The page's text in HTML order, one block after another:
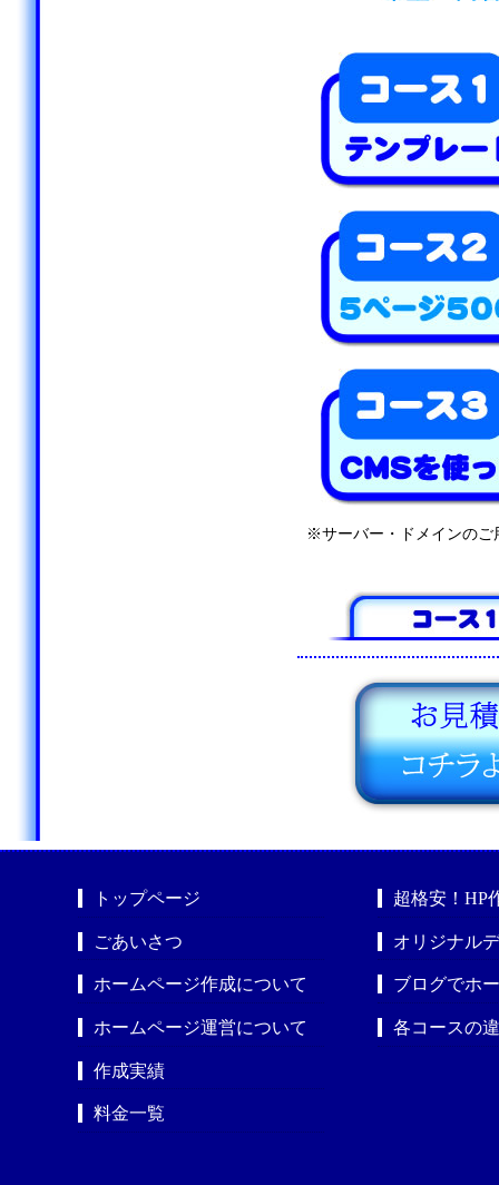
※サーバー・ドメインのご
トップページ
ごあいさつ
ホームページ作成について
ホームページ運営について
作成実績
料金一覧
超格安！HP
オリジナル
ブログでホ
各コースの